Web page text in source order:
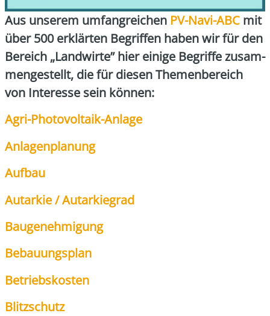
Aus unse­rem umfang­rei­chen PV-Navi-ABC mit
über 500 erklär­ten Begrif­fen haben wir für den
Bereich „Land­wir­te” hier eini­ge Begrif­fe zusam­
men­ge­stellt, die für die­sen The­men­be­reich
von Inter­es­se sein kön­nen:
Agri-Pho­to­vol­ta­ik-Anla­ge
Anla­gen­pla­nung
Auf­bau
Aut­ar­kie / Aut­ar­kie­grad
Bau­ge­neh­mi­gung
Bebau­ungs­plan
Betriebs­kos­ten
Blitz­schutz